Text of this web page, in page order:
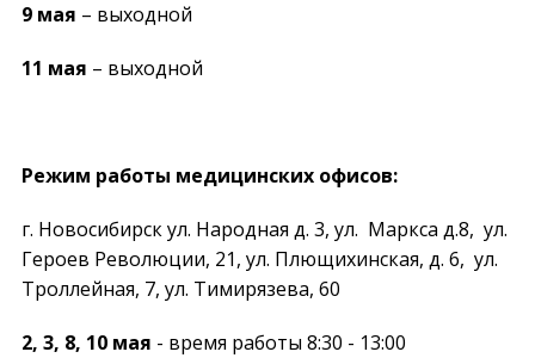
9 мая – выходной
11 мая – выходной
Режим работы медицинских офисов:
г. Новосибирск ул. Народная д. 3, ул. Маркса д.8, ул.
Героев Революции, 21, ул. Плющихинская, д. 6, ул.
Троллейная, 7, ул. Тимирязева, 60
2, 3, 8, 10 мая - время работы 8:30 - 13:00